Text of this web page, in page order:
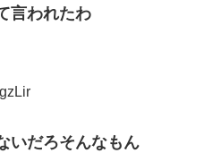
言われたわ
いだろそんなもん